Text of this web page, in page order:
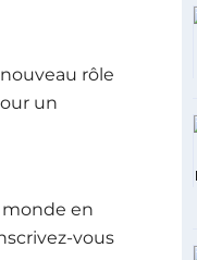
rôle
un
en
vous